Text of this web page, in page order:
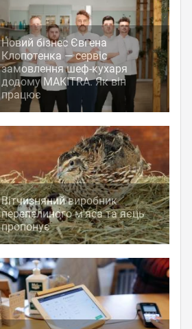
Новий бізнес Євгена
Клопотенка — сервіс
замовлення шеф-кухаря
додому MAKITRA. Як він
працює
Вітчизняний виробник
перепелиного м'яса та яєць
пропонує